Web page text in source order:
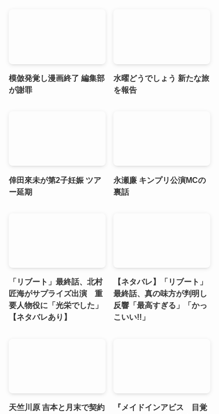
模倣発覚し漫画終了 編集部
が謝罪
水曜どうでしょう 新たな旅
を報告
倖田來未が第2子妊娠 ツア
ー延期
永瀬廉 キンプリ公演MCの
裏話
「リブート」最終話、北村
匠海がサプライズ出演 重
要人物役に「光栄でした」
【ネタバレあり】
【ネタバレ】「リブート」
最終話、真の味方が判明し
反響「最高すぎる」「かっ
こいい!!」
天竺川原 吉本と月末で契約
『メイドインアビス 目覚